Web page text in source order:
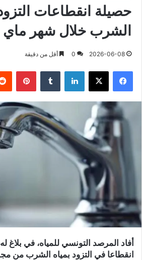
حصيلة انقطاعات
الشرب خلال شهر ماي
2026-06-08
0 أقل من دقيقة
فيسبوك X لينكدإن